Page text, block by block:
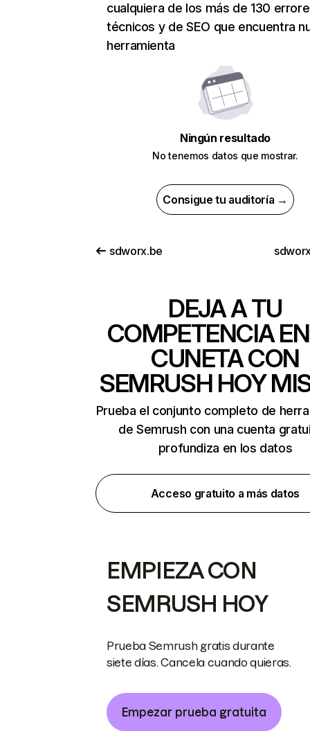
cualquiera de los más de 130
técnicos y de SEO que encuentra
herramienta
Ningún resultado
No tenemos datos que mostrar.
Consigue tu auditoría →
sdworx.be
DEJA A TU
COMPETENCIA
CUNETA CON
SEMRUSH HOY
Prueba el conjunto completo de
de Semrush con una cuenta
profundiza en los datos
Acceso gratuito a más datos
EMPIEZA CON
SEMRUSH HOY
Prueba Semrush gratis durante
siete días. Cancela cuando quieras.
Empezar prueba gratuita